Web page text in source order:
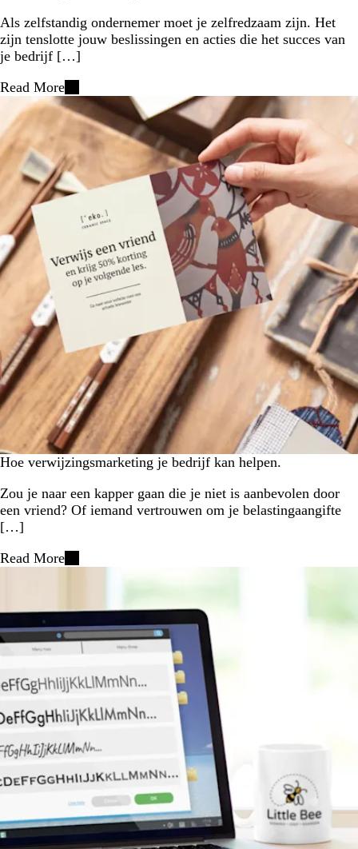
Als zelfstandig ondernemer moet je zelfredzaam zijn. Het
zijn tenslotte jouw beslissingen en acties die het succes van
je bedrijf […]
Read More
Hoe verwijzingsmarketing je bedrijf kan helpen.
Zou je naar een kapper gaan die je niet is aanbevolen door
een vriend? Of iemand vertrouwen om je belastingaangifte
[…]
Read More